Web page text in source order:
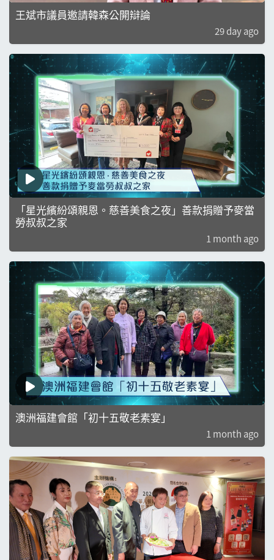
王斌市議員邀請韓森公開辯論
29 day ago
「星光繽紛頌親恩。慈善美食之夜」善款捐贈予麥當
勞叔叔之家
1 month ago
澳洲福建會館「初十五敬老素宴」
1 month ago